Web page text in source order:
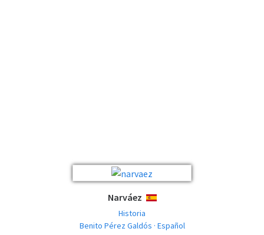
Narváez ESPAÑOL
Historia
Benito Pérez Galdós · Español